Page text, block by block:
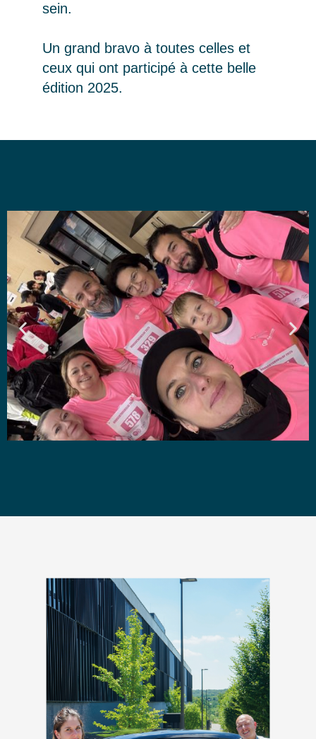
sein.
Un grand bravo à toutes celles et
ceux qui ont participé à cette belle
édition 2025.